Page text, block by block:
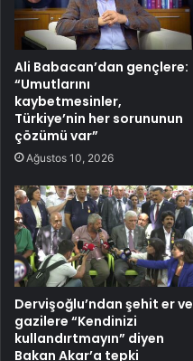
Ali Babacan’dan gençlere:
“Umutlarını
kaybetmesinler,
Türkiye’nin her sorununun
çözümü var”
Ağustos 10, 2026
Dervişoğlu’ndan şehit er ve
gazilere “Kendinizi
kullandırtmayın” diyen
Bakan Akar’a tepki